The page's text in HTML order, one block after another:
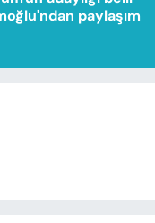
paylaşım